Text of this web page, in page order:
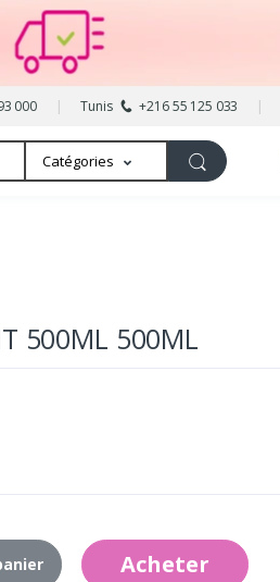
000 Tunis +216 55 125 033
Catégories
500ML 500ML
Acheter